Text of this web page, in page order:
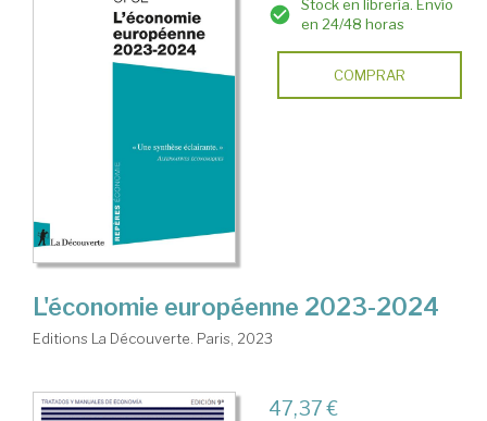
Stock en librería. Envío
en 24/48 horas
COMPRAR
L'économie européenne 2023-2024
Editions La Découverte. Paris, 2023
47,37 €